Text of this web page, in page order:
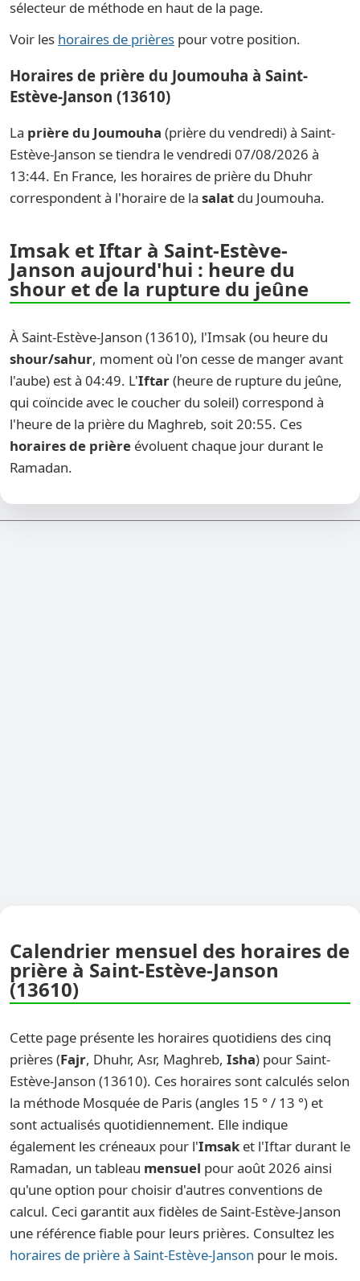
sélecteur de méthode en haut de la page.
Voir les horaires de prières pour votre position.
Horaires de prière du Joumouha à Saint-
Estève-Janson (13610)
La prière du Joumouha (prière du vendredi) à Saint-
Estève-Janson se tiendra le vendredi 07/08/2026 à
13:44. En France, les horaires de prière du Dhuhr
correspondent à l'horaire de la salat du Joumouha.
Imsak et Iftar à Saint-Estève-
Janson aujourd'hui : heure du
shour et de la rupture du jeûne
À Saint-Estève-Janson (13610), l'Imsak (ou heure du
shour/sahur, moment où l'on cesse de manger avant
l'aube) est à 04:49. L'Iftar(heure de rupture du jeûne,
qui coïncide avec le coucher du soleil) correspond à
l'heure de la prière du Maghreb, soit 20:55. Ces
horaires de prière évoluent chaque jour durant le
Ramadan.
Calendrier mensuel des horaires de
prière à Saint-Estève-Janson
(13610)
Cette page présente les horaires quotidiens des cinq
prières (Fajr, Dhuhr, Asr, Maghreb, Isha) pour Saint-
Estève-Janson (13610). Ces horaires sont calculés selon
la méthode Mosquée de Paris (angles 15 ° / 13 °) et
sont actualisés quotidiennement. Elle indique
également les créneaux pour l'Imsak et l'Iftar durant le
Ramadan, un tableau mensuel pour août 2026 ainsi
qu'une option pour choisir d'autres conventions de
calcul. Ceci garantit aux fidèles de Saint-Estève-Janson
une référence fiable pour leurs prières. Consultez les
horaires de prière à Saint-Estève-Janson pour le mois.